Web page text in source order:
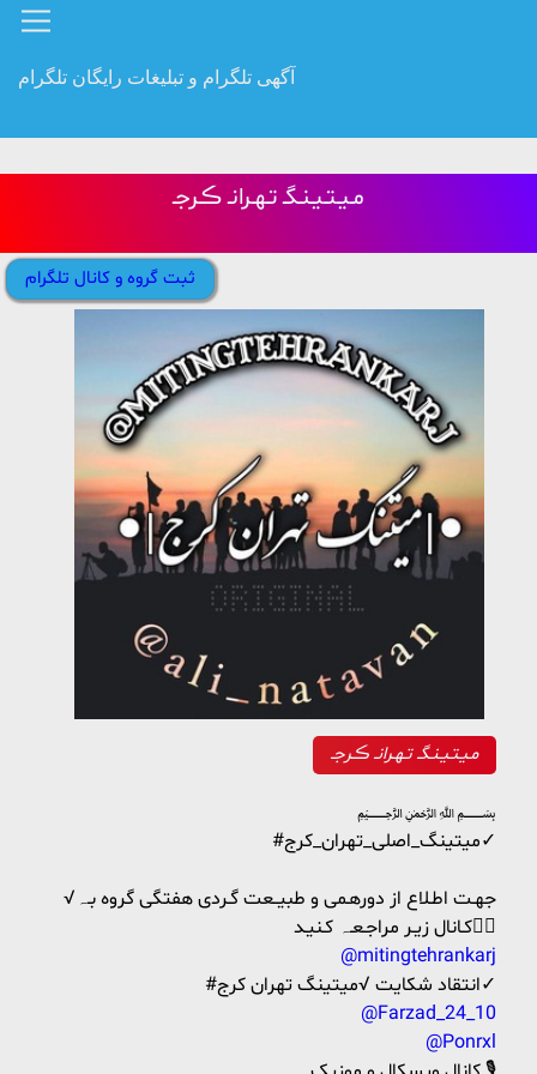
آگهی تلگرام و تبلیغات رایگان تلگرام
مـیـتـیـنـگـ تـهـرانـ ڪـرجـ
ثبت گروه و کانال تلگرام
مـیـتـیـنـگـ تـهـرانـ ڪـرجـ
﷽
#میتینگ_اصلی_تهران_کرج✓
√جهـت اطـلاع از دورهـمی و طبیــعت گـردی هفتگی گروه بـہ
کـانال زیـر مراجـعـہ کـنیـد👇🏾
@mitingtehrankarj
#انتقاد شكايت √میتینگ تهران کرج✓
@Farzad_24_10
@Ponrxl